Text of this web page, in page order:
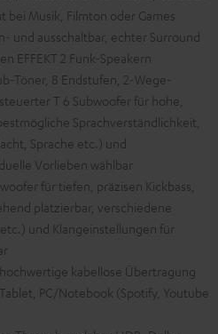
bei Musik, Filmton oder Games
und ausschaltbar, echter Surround
EFFEKT 2 Funk-Speakern
Töner, 8 Endstufen, 2-Wege-
T 6 Subwoofer für hohe,
Sprachverständlichkeit,
Sprache etc.) und
Vorlieben wählbar
für tiefen, präzisen Kickbass,
platzierbar, verschiedene
und Klangeinstellungen für
kabellose Übertragung
PC/Notebook (Spotify, Youtube